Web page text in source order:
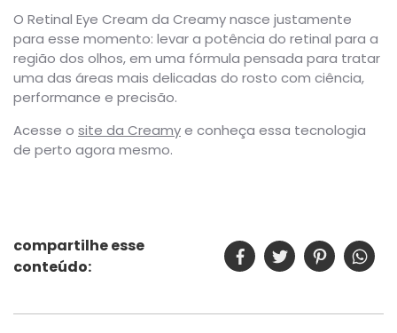
O Retinal Eye Cream da Creamy nasce justamente
para esse momento: levar a potência do retinal para a
região dos olhos, em uma fórmula pensada para tratar
uma das áreas mais delicadas do rosto com ciência,
performance e precisão.
Acesse o site da Creamye conheça essa tecnologia
de perto agora mesmo.
compartilhe esse
conteúdo: